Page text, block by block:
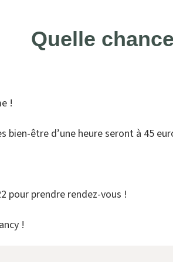
Quelle
!
bien-être d’une heure seront à 45
pour prendre rendez-vous !
!